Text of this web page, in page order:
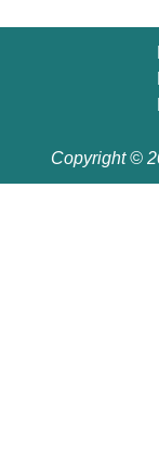
Copyright ©